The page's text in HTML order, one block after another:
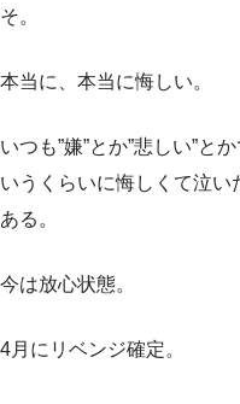
そ。
本当に、本当に悔しい。
いつも”嫌”とか”悲しい”と
いうくらいに悔しくて泣
ある。
今は放心状態。
4月にリベンジ確定。